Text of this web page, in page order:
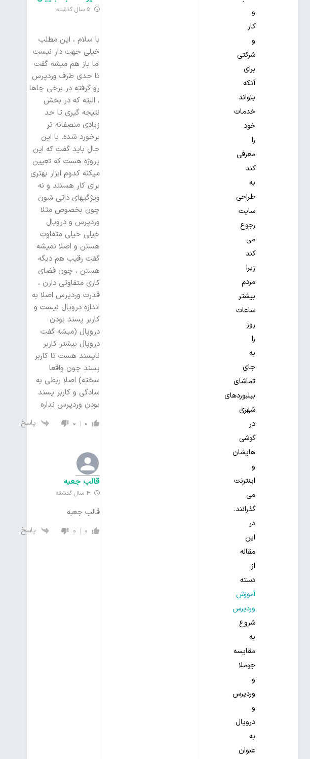
و
کار
و
شرکتی
برای
آنکه
بتواند
خدمات
خود
را
معرفی
کند
به
طراحی
سایت
رجوع
می
کند
زیرا
مردم
بیشتر
ساعات
روز
را
به
جای
تماشای
بیلبوردهای
شهری
در
گوشی
هایشان
و
اینترنت
می
گذرانند.
در
این
مقاله
از
دسته
آموزش
وردپرس
شروع
به
مقایسه
جوملا
و
وردپرس
و
دروپال
به
عنوان
5 سال گذشته
با سلام ، این مطلب
خیلی جهت دار نیست
اما باز هم میشه گفت
تا حدی طرف وردپرس
رو گرفته در برخی جاها
، البته که در بخش
نتیجه گیری تا حد
زیادی منصفانه تر
برخورد شده. با این
حال باید گفت که این
پروژه هست که تعیین
میکنه کدوم ابزار بهتری
برای کار هستند و نه
ویژگیهای ذاتی شون
چون بخصوص مثلا
وردپرس و دروپال
خیلی خیلی متفاوت
هستن و اصلا نمیشه
گفت رقیب هم دیگه
هستن ، چون فضای
کاری متفاوتی دارن ،
قدرت وردپرس اصلا به
اندازه دروپال نیست و
کاربر پسند بودن
دروپال (میشه گفت
دروپال بیشتر کاربر
ناپسند هست تا کاربر
پسند چون واقعا
سخته) اصلا ربطی به
سادگی و کاربر پسند
بودن وردپرس نداره
0
0 پاسخ
قالب جعبه
4 سال گذشته
قالب جعبه
0
0 پاسخ